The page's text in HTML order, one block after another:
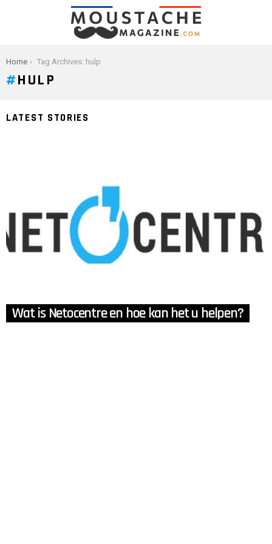
You are here:
Home Tag Archives: hulp
HULP
LATEST STORIES
Wat is Netocentre en hoe kan het u helpen?